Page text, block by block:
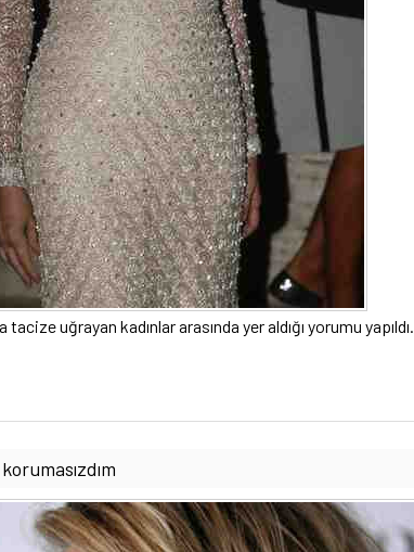
tacize uğrayan kadınlar arasında yer aldığı yorumu yapıldı.